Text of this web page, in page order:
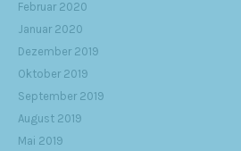
Februar 2020
Januar 2020
Dezember 2019
Oktober 2019
September 2019
August 2019
Mai 2019